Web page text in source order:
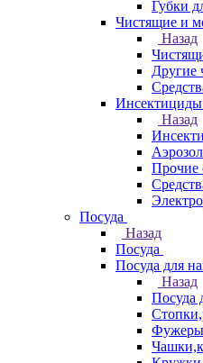
Губки
Чистящие и
Назад
Другие
Назад
Прочие
Посуда
Назад
Посуда
Посуда для
Назад
Посуда